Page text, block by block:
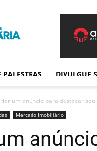
PALESTRAS DIVULGUE
um anúncio para destacar
Mercado Imobiliário